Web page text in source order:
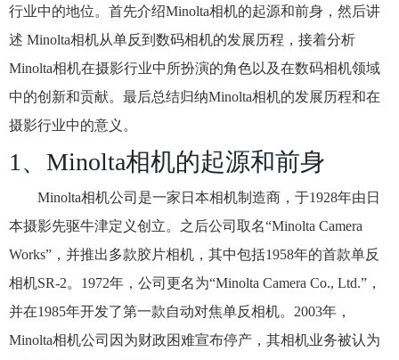
行业中的地位。首先介绍Minolta相机的起源和前身，然后讲
述 Minolta相机从单反到数码相机的发展历程，接着分析
Minolta相机在摄影行业中所扮演的角色以及在数码相机领域
中的创新和贡献。最后总结归纳Minolta相机的发展历程和在
摄影行业中的意义。
1、Minolta相机的起源和前身
Minolta相机公司是一家日本相机制造商，于1928年由日
本摄影先驱牛津定义创立。之后公司取名“Minolta Camera
Works”，并推出多款胶片相机，其中包括1958年的首款单反
相机SR-2。1972年，公司更名为“Minolta Camera Co., Ltd.”，
并在1985年开发了第一款自动对焦单反相机。2003年，
Minolta相机公司因为财政困难宣布停产，其相机业务被认为